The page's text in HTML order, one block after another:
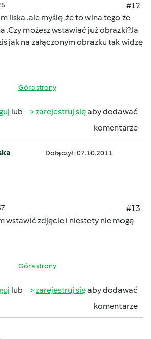
#12
liska .ale myślę ,że to wina tego że
.Czy możesz wstawiać już obrazki?Ja
jak na załączonym obrazku tak widzę
Góra strony
lub zarejestruj sięaby dodawać
komentarze
Dołączył : 07.10.2011
#13
wstawić zdjęcie i niestety nie mogę
Góra strony
lub zarejestruj sięaby dodawać
komentarze